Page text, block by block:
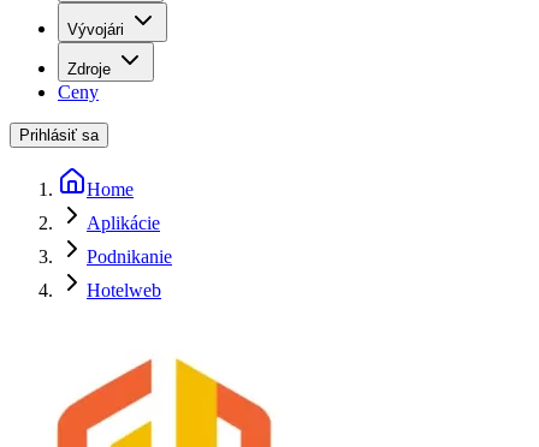
Vývojári
Zdroje
Ceny
Prihlásiť sa
Home
Aplikácie
Podnikanie
Hotelweb